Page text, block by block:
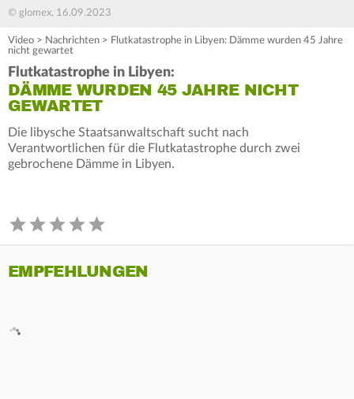
© glomex, 16.09.2023
Video > Nachrichten > Flutkatastrophe in Libyen: Dämme wurden 45 Jahre
nicht gewartet
Flutkatastrophe in Libyen:
DÄMME WURDEN 45 JAHRE NICHT
GEWARTET
Die libysche Staatsanwaltschaft sucht nach
Verantwortlichen für die Flutkatastrophe durch zwei
gebrochene Dämme in Libyen.
EMPFEHLUNGEN